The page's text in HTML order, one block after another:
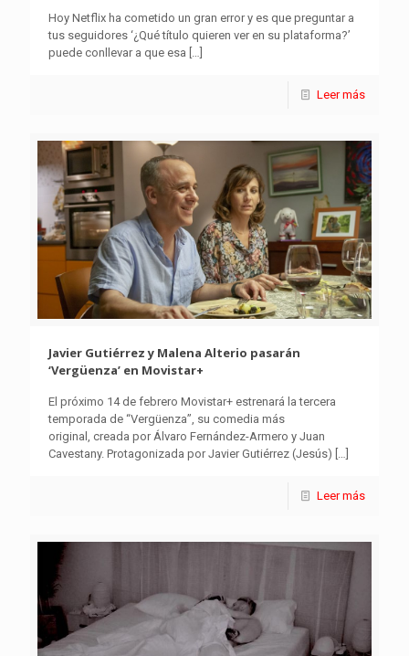
Hoy Netflix ha cometido un gran error y es que preguntar a
tus seguidores ‘¿Qué título quieren ver en su plataforma?’
puede conllevar a que esa […]
Leer más
Javier Gutiérrez y Malena Alterio pasarán
‘Vergüenza’ en Movistar+
El próximo 14 de febrero Movistar+ estrenará la tercera
temporada de “Vergüenza”, su comedia más
original, creada por Álvaro Fernández-Armero y Juan
Cavestany. Protagonizada por Javier Gutiérrez (Jesús)
Leer más